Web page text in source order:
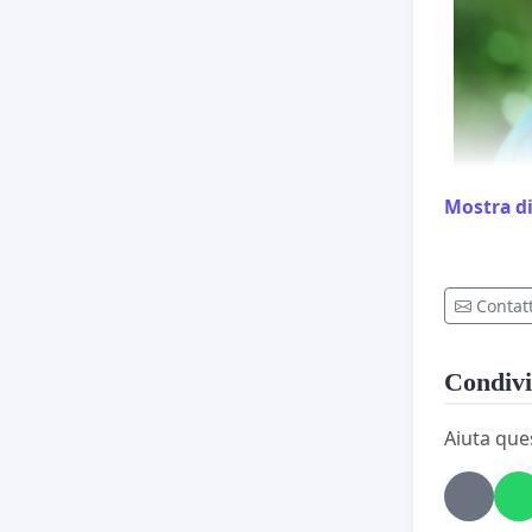
altre
umana
Mostra
Aiuta